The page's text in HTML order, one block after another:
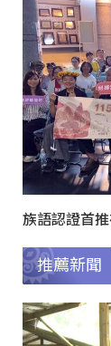
族語認證首
推薦新聞